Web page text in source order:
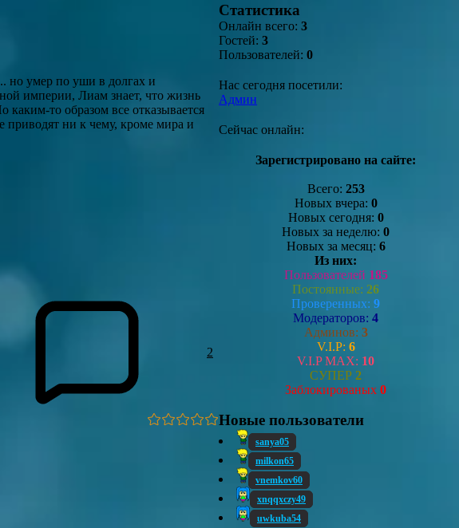
но умер по уши в долгах и
империи, Лиам знает, что жизнь
каким-то образом все отказывается
приводят ни к чему, кроме мира и
2
Статистика
Онлайн всего: 3
Гостей: 3
Пользователей: 0
Нас сегодня посетили:
Админ
Сейчас онлайн:
Зарегистрировано на сайте:
Всего: 253
Новых вчера: 0
Новых сегодня: 0
Новых за неделю: 0
Новых за месяц: 6
Из них:
Пользователей 185
Постоянные: 26
Проверенных: 9
Модераторов: 4
Админов: 3
V.I.P: 6
V.I.P MAX: 10
СУПЕР 2
Заблокированых 0
Новые пользователи
sanya05
milkon65
vnemkov60
xnqqxczy49
uwkuba54